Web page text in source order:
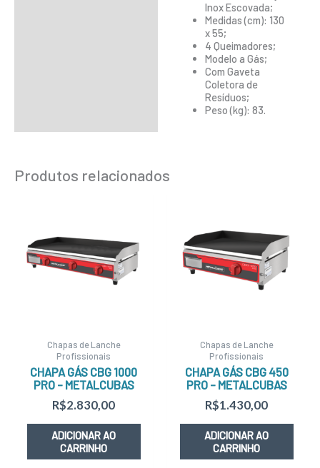
Inox Escovada;
Medidas (cm): 130
x 55;
4 Queimadores;
Modelo a Gás;
Com Gaveta
Coletora de
Resíduos;
Peso (kg): 83.
Produtos relacionados
Chapas de Lanche
Profissionais
CHAPA GÁS CBG 1000
PRO – METALCUBAS
R$2.830,00
ADICIONAR AO
CARRINHO
Chapas de Lanche
Profissionais
CHAPA GÁS CBG 450
PRO – METALCUBAS
R$1.430,00
ADICIONAR AO
CARRINHO